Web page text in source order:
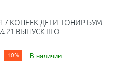
7 КОПЕЕК ДЕТИ ТОНИР БУМ
21 ВЫПУСК III O
10% В наличии